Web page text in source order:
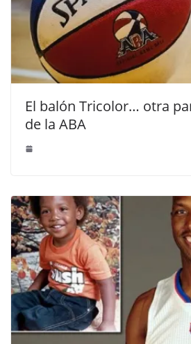
El balón Tricolor… otra
de la ABA